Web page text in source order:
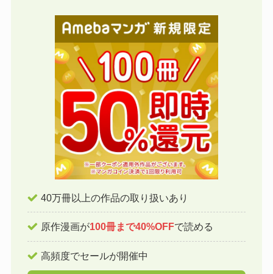
40万冊以上の作品の取り扱いあり
原作漫画が100冊まで40%OFFで読める
高頻度でセールが開催中